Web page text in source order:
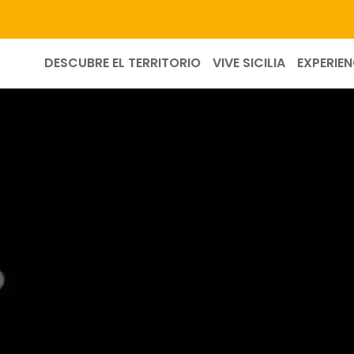
DESCUBRE EL TERRITORIO VIVE SICILIA